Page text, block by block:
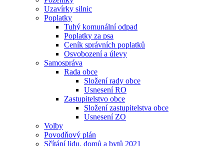
Uzavírky silnic
Poplatky
Tuhý komunální odpad
Poplatky za psa
Ceník správních poplatků
Osvobození a úlevy
Samospráva
Rada obce
Složení rady obce
Usnesení RO
Zastupitelstvo obce
Složení zastupitelstva obce
Usnesení ZO
Volby
Povodňový plán
Sčítání lidu, domů a bytů 2021